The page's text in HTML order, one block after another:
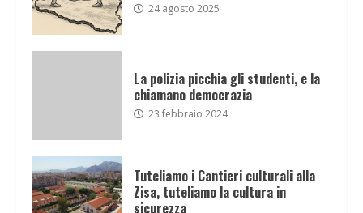
24 agosto 2025
La polizia picchia gli studenti, e la
chiamano democrazia
23 febbraio 2024
Tuteliamo i Cantieri culturali alla
Zisa, tuteliamo la cultura in
sicurezza